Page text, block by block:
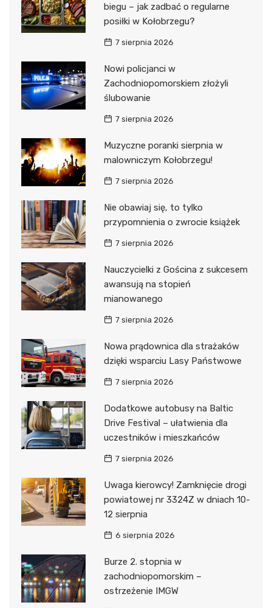
biegu – jak zadbać o regularne
posiłki w Kołobrzegu?
7 sierpnia 2026
Nowi policjanci w
Zachodniopomorskiem złożyli
ślubowanie
7 sierpnia 2026
Muzyczne poranki sierpnia w
malowniczym Kołobrzegu!
7 sierpnia 2026
Nie obawiaj się, to tylko
przypomnienia o zwrocie książek
7 sierpnia 2026
Nauczycielki z Gościna z sukcesem
awansują na stopień
mianowanego
7 sierpnia 2026
Nowa prądownica dla strażaków
dzięki wsparciu Lasy Państwowe
7 sierpnia 2026
Dodatkowe autobusy na Baltic
Drive Festival – ułatwienia dla
uczestników i mieszkańców
7 sierpnia 2026
Uwaga kierowcy! Zamknięcie drogi
powiatowej nr 3324Z w dniach 10-
12 sierpnia
6 sierpnia 2026
Burze 2. stopnia w
zachodniopomorskim –
ostrzeżenie IMGW